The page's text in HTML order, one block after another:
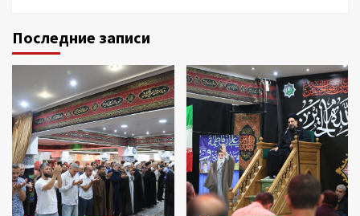
Последние записи